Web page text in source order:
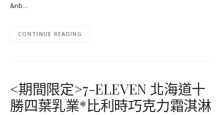
&nb…
CONTINUE READING
<期間限定>7-ELEVEN 北海道十
勝四葉乳業*比利時巧克力霜淇淋